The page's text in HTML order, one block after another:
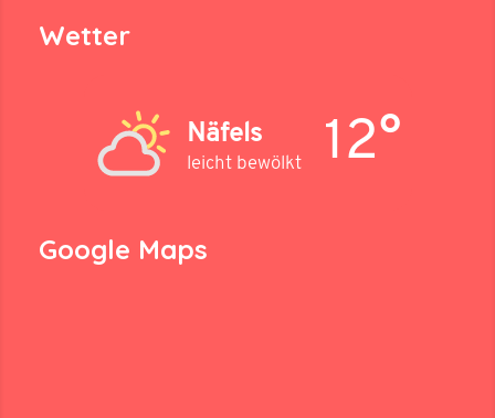
Wetter
Näfels
leicht bewölkt 12°
Google Maps